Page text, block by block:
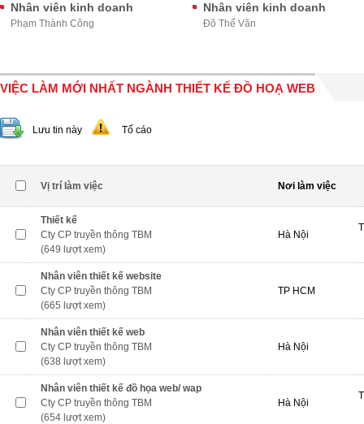
Nhân viên kinh doanh
Phạm Thành Công
Nhân viên kinh doanh
Đõ Thế Văn
VIỆC LÀM MỚI NHẤT NGÀNH THIẾT KẾ ĐỒ HOẠ WEB
Lưu tin này Tố cáo
Vị trí làm việc Nơi làm việc
Thiết kế
Cty CP truyền thông TBM
(649 lượt xem)
Hà Nội
Nhân viên thiết kế website
Cty CP truyền thông TBM
(665 lượt xem)
TP HCM
Nhân viên thiết kế web
Cty CP truyền thông TBM
(638 lượt xem)
Hà Nội
Nhân viên thiết kế đồ họa web/ wap
Cty CP truyền thông TBM
(654 lượt xem)
Hà Nội